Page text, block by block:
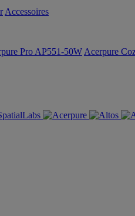
Accessoires
Pro AP551-50W Acerpure